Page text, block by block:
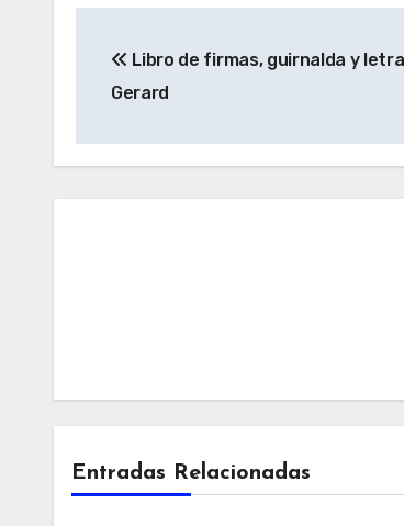
de
Libro de firmas, guirnalda y
Gerard
Entradas Relacionadas